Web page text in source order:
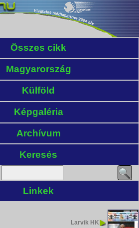
Összes cikk
Magyarország
Külföld
Képgaléria
Archívum
Keresés
Linkek
Larvik HK